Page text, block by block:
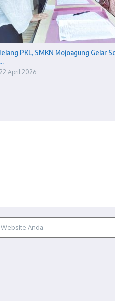
Jelang PKL, SMKN Mojoagung Gelar
...
22 April 2026